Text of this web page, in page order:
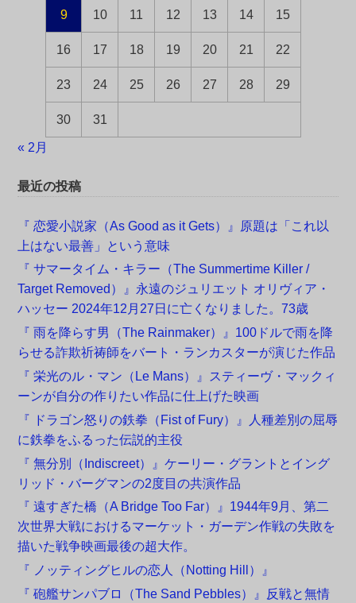
9 10 11 12 13 14 15
16 17 18 19 20 21 22
23 24 25 26 27 28 29
30 31
« 2月
最近の投稿
『 恋愛小説家（As Good as it Gets）』原題は「これ以
上はない最善」という意味
『 サマータイム・キラー（The Summertime Killer /
Target Removed）』永遠のジュリエット オリヴィア・
ハッセー 2024年12月27日に亡くなりました。73歳
『 雨を降らす男（The Rainmaker）』100ドルで雨を降
らせる詐欺祈祷師をバート・ランカスターが演じた作品
『 栄光のル・マン（Le Mans）』スティーヴ・マックィ
ーンが自分の作りたい作品に仕上げた映画
『 ドラゴン怒りの鉄拳（Fist of Fury）』人種差別の屈辱
に鉄拳をふるった伝説的主役
『 無分別（Indiscreet）』ケーリー・グラントとイング
リッド・バーグマンの2度目の共演作品
『 遠すぎた橋（A Bridge Too Far）』1944年9月、第二
次世界大戦におけるマーケット・ガーデン作戦の失敗を
描いた戦争映画最後の超大作。
『 ノッティングヒルの恋人（Notting Hill）』
『 砲艦サンパブロ（The Sand Pebbles）』反戦と無情